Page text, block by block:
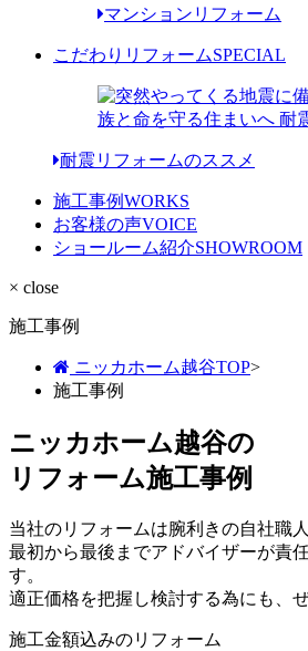
マンションリフォーム
こだわりリフォームSPECIAL
耐震リフォームのススメ
施工事例WORKS
お客様の声VOICE
ショールーム紹介SHOWROOM
× close
施工事例
ニッカホーム越谷TOP>
施工事例
ニッカホーム越谷の
リフォーム施工事例
当社のリフォームは腕利きの自社職
最初から最後までアドバイザーが責
す。
適正価格を把握し検討する為にも、
施工金額込みのリフォーム